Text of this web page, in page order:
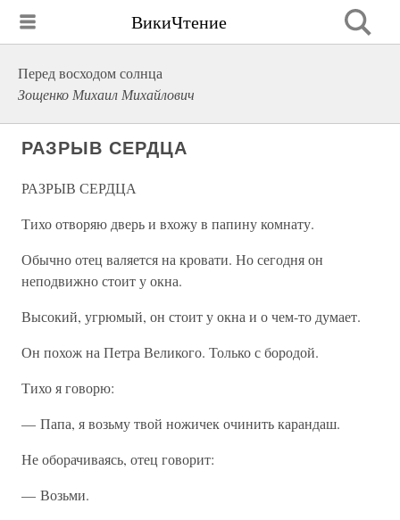
ВикиЧтение
Перед восходом солнца
Зощенко Михаил Михайлович
РАЗРЫВ СЕРДЦА
РАЗРЫВ СЕРДЦА
Тихо отворяю дверь и вхожу в папину комнату.
Обычно отец валяется на кровати. Но сегодня он
неподвижно стоит у окна.
Высокий, угрюмый, он стоит у окна и о чем-то думает.
Он похож на Петра Великого. Только с бородой.
Тихо я говорю:
— Папа, я возьму твой ножичек очинить карандаш.
Не оборачиваясь, отец говорит:
— Возьми.